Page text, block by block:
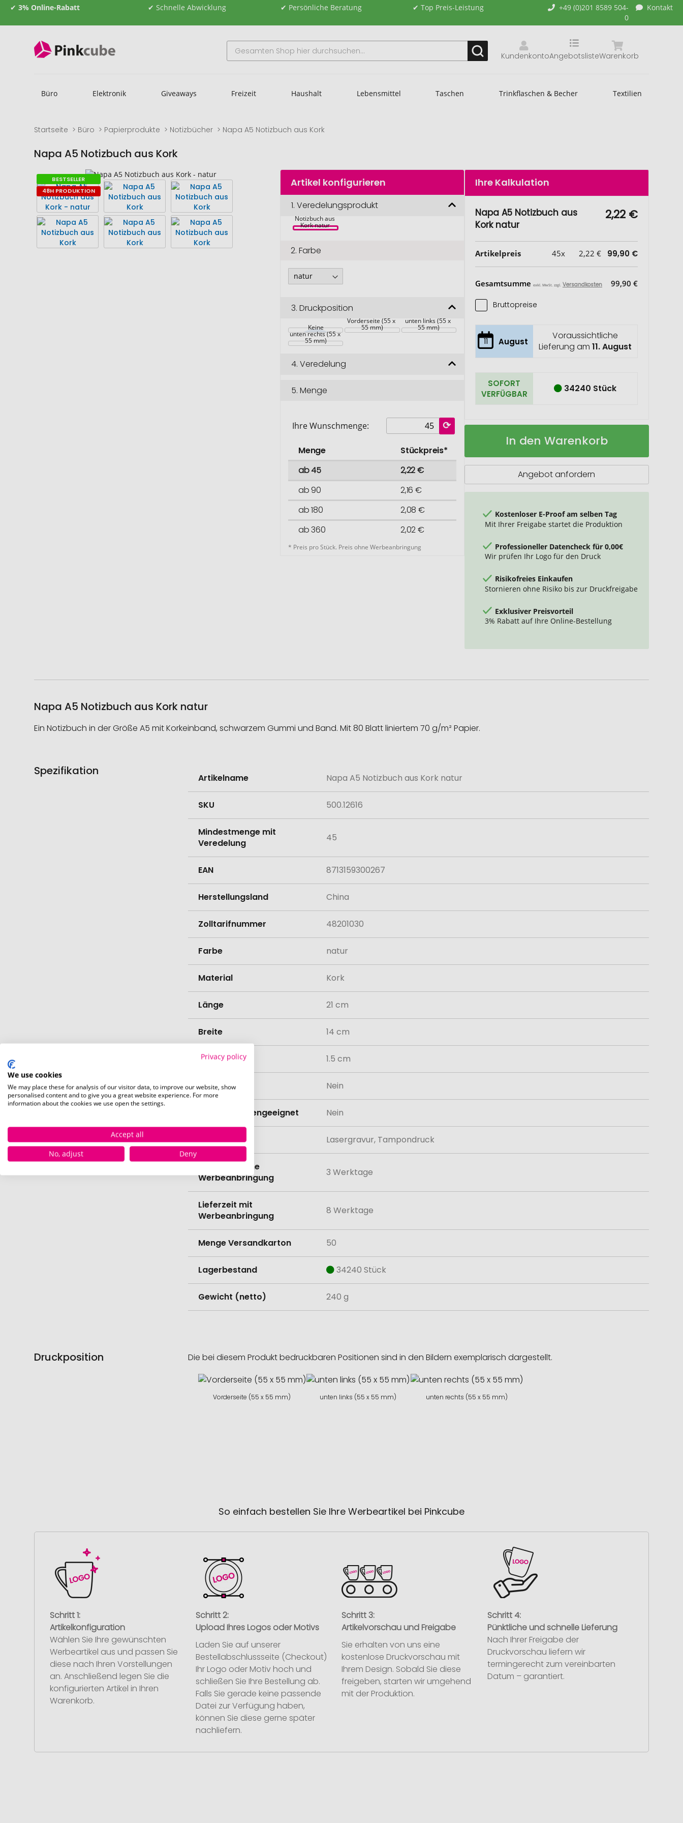
✔ 3% Online-Rabatt ✔ Schnelle Abwicklung ✔ Persönliche Beratung ✔ Top Preis-Leistung
+49 (0)201 8589 504-
0
Kontakt
Kundenkonto Warenkorb
Angebotsliste
Büro Elektronik Giveaways Freizeit Haushalt Lebensmittel Taschen Trinkflaschen & Becher Textilien
Startseite Büro Papierprodukte Notizbücher Napa A5 Notizbuch aus Kork
Napa A5 Notizbuch aus Kork
Zum
Ende
der
Bildgalerie
springen
Zum
Anfang
der
Bildgalerie
springen
BESTSELLER
48H PRODUKTION
Artikel konfigurieren
1.Veredelungsprodukt
Notizbuch aus
Kork natur
2.Farbe
3.Druckposition
Keine
Vorderseite (55 x
55 mm)
unten links (55 x
55 mm)
unten rechts (55 x
55 mm)
4.Veredelung
5.Menge
Ihre Wunschmenge:
Menge
Stückpreis*
ab 45
2,22 €
ab 90
2,16 €
ab 180
2,08 €
ab 360
2,02 €
* Preis pro Stück. Preis ohne Werbeanbringung
Ihre Kalkulation
Napa A5 Notizbuch aus
Kork natur
2,22 €
Artikelpreis 45x 2,22 € 99,90 €
Gesamtsumme exkl. MwSt. zzgl. Versandkosten 99,90 €
Bruttopreise
11 August
Voraussichtliche
Lieferung am 11. August
SOFORT
VERFÜGBAR
34240 Stück
Napa
aus
Auf
In den Warenkorb
Angebot anfordern
Kostenloser E-Proof am selben Tag
Mit Ihrer Freigabe startet die Produktion
Professioneller Datencheck für 0,00€
Wir prüfen Ihr Logo für den Druck
Risikofreies Einkaufen
Stornieren ohne Risiko bis zur Druckfreigabe
Exklusiver Preisvorteil
3% Rabatt auf Ihre Online-Bestellung
Napa A5 Notizbuch aus Kork natur
Ein Notizbuch in der Größe A5 mit Korkeinband, schwarzem Gummi und Band. Mit 80 Blatt liniertem 70 g/m² Papier.
Spezifikation
Informationen
Artikelname Napa A5 Notizbuch aus Kork natur
SKU 500.12616
Mindestmenge mit
Veredelung
45
EAN 8713159300267
Herstellungsland China
Zolltarifnummer 48201030
Farbe natur
Material Kork
Länge 21 cm
Breite 14 cm
Höhe 1.5 cm
Bio-Produkt Nein
Spülmaschinengeeignet Nein
Veredelung Lasergravur, Tampondruck
Lieferzeit ohne
Werbeanbringung
3 Werktage
Lieferzeit mit
Werbeanbringung
8 Werktage
Menge Versandkarton 50
Lagerbestand 34240 Stück
Gewicht (netto) 240 g
Druckposition Die bei diesem Produkt bedruckbaren Positionen sind in den Bildern exemplarisch dargestellt.
Vorderseite (55 x 55 mm) unten links (55 x 55 mm) unten rechts (55 x 55 mm)
So einfach bestellen Sie Ihre Werbeartikel bei Pinkcube
Schritt 1:
Artikelkonfiguration
Wählen Sie Ihre gewünschten
Werbeartikel aus und passen Sie
diese nach Ihren Vorstellungen
an. Anschließend legen Sie die
konfigurierten Artikel in Ihren
Warenkorb.
Schritt 2:
Upload Ihres Logos oder Motivs
Laden Sie auf unserer
Bestellabschlussseite (Checkout)
Ihr Logo oder Motiv hoch und
schließen Sie Ihre Bestellung ab.
Falls Sie gerade keine passende
Datei zur Verfügung haben,
können Sie diese gerne später
nachliefern.
Schritt 3:
Artikelvorschau und Freigabe
Sie erhalten von uns eine
kostenlose Druckvorschau mit
Ihrem Design. Sobald Sie diese
freigeben, starten wir umgehend
mit der Produktion.
Schritt 4:
Pünktliche und schnelle Lieferung
Nach Ihrer Freigabe der
Druckvorschau liefern wir
termingerecht zum vereinbarten
Datum – garantiert.
Privacy policy
We use cookies
We may place these for analysis of our visitor data, to improve our website, show
personalised content and to give you a great website experience. For more
information about the cookies we use open the settings.
Accept all
No, adjust
Deny